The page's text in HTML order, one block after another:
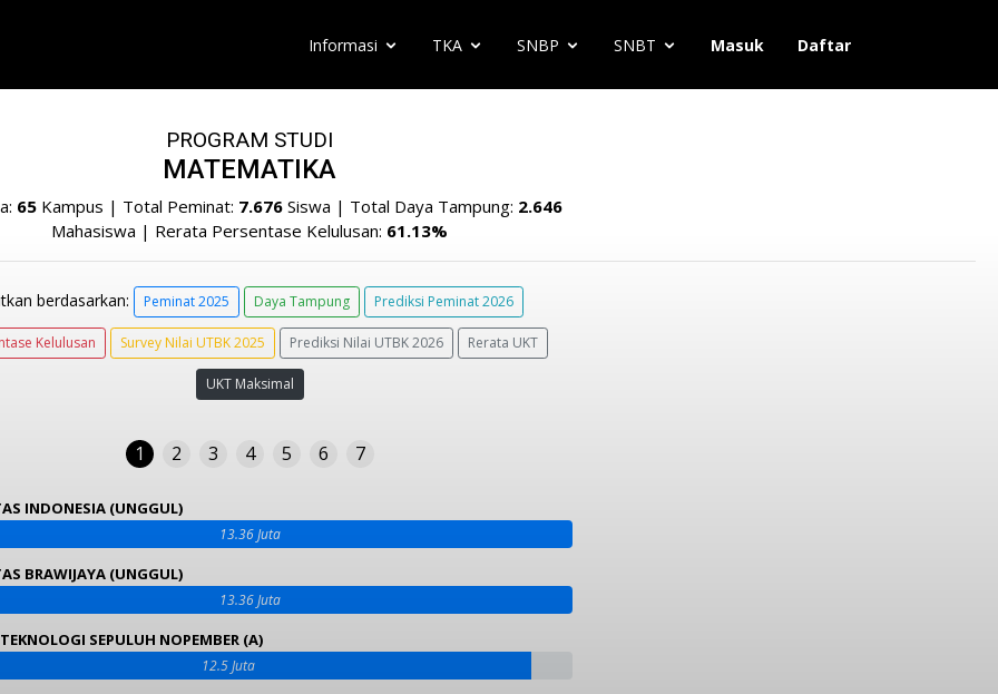
Informasi TKA SNBP SNBT Masuk Daftar
PROGRAM STUDI
MATEMATIKA
65Kampus | Total Peminat: 7.676Siswa | Total Daya Tampung: 2.646
Mahasiswa | Rerata Persentase Kelulusan: 61.13%
berdasarkan: Peminat 2025 Daya Tampung Prediksi Peminat 2026
Kelulusan Survey Nilai UTBK 2025 Prediksi Nilai UTBK 2026 Rerata UKT
UKT Maksimal
1 2 3 4 5 6 7
INDONESIA (UNGGUL)
13.36 Juta
BRAWIJAYA (UNGGUL)
13.36 Juta
SEPULUH NOPEMBER (A)
12.5 Juta